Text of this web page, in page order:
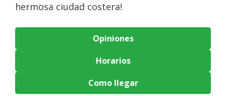
hermosa ciudad costera!
Opiniones
Horarios
Como llegar